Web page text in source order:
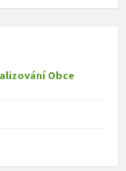
Obce